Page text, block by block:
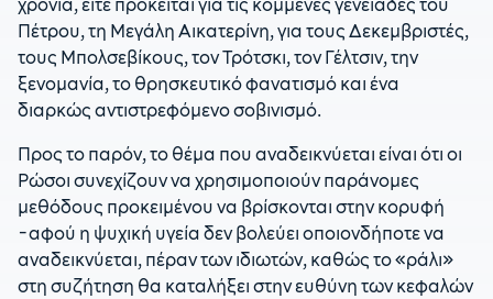
χρόνια, είτε πρόκειται για τις κομμένες γενειάδες του
Πέτρου, τη Μεγάλη Αικατερίνη, για τους Δεκεμβριστές,
τους Μπολσεβίκους, τον Τρότσκι, τον Γέλτσιν, την
ξενομανία, το θρησκευτικό φανατισμό και ένα
διαρκώς αντιστρεφόμενο σοβινισμό.
Προς το παρόν, το θέμα που αναδεικνύεται είναι ότι οι
Ρώσοι συνεχίζουν να χρησιμοποιούν παράνομες
μεθόδους προκειμένου να βρίσκονται στην κορυφή
-αφού η ψυχική υγεία δεν βολεύει οποιονδήποτε να
αναδεικνύεται, πέραν των ιδιωτών, καθώς το «ράλι»
στη συζήτηση θα καταλήξει στην ευθύνη των κεφαλών